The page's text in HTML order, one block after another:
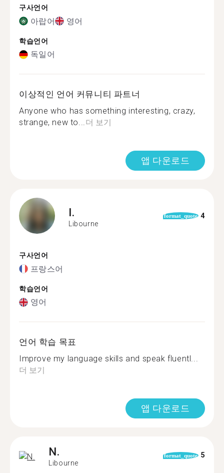
구사언어
아랍어 영어
학습언어
독일어
이상적인 언어 커뮤니티 파트너
Anyone who has something interesting, crazy,
strange, new to...더 보기
앱 다운로드
I.
Libourne
format_quote 4
구사언어
프랑스어
학습언어
영어
언어 학습 목표
Improve my language skills and speak fluentl...
더 보기
앱 다운로드
N.
Libourne
format_quote 5